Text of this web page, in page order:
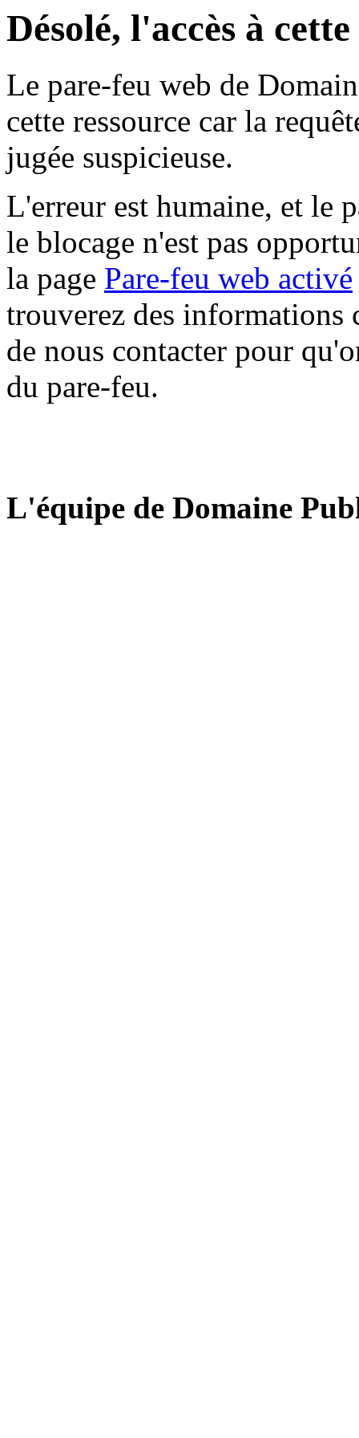
Désolé, l'accès à
Le pare-feu web de
cette ressource car la
jugée suspicieuse.
L'erreur est humaine, et le
le blocage n'est pas
la page Pare-feu web activé
trouverez des informations
de nous contacter pour
du pare-feu.
L'équipe de Domaine